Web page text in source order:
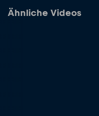
Ähnliche Videos